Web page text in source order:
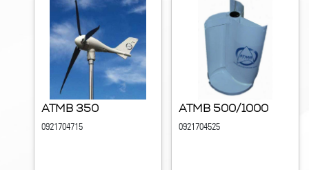
ATMB 350
0921704715
ATMB 500/1000
0921704525